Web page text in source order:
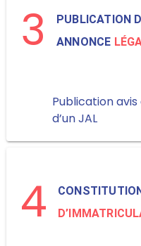
3
PUBLICATION
ANNONCE
Publication
d’un JAL
4